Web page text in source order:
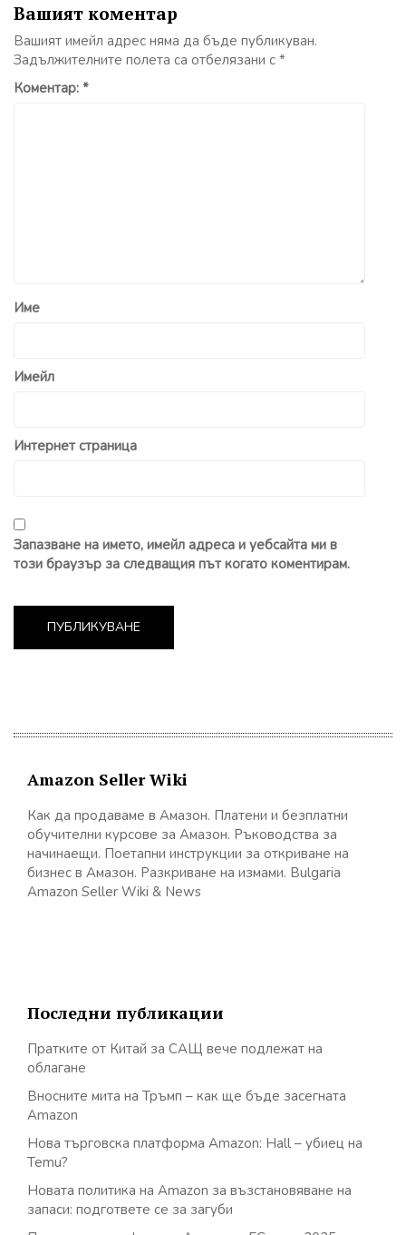
Вашият коментар
Вашият имейл адрес няма да бъде публикуван.
Задължителните полета са отбелязани с *
Коментар: *
Име
Имейл
Интернет страница
Запазване на името, имейл адреса и уебсайта ми в
този браузър за следващия път когато коментирам.
Amazon Seller Wiki
Как да продаваме в Амазон. Платени и безплатни
обучителни курсове за Амазон. Ръководства за
начинаещи. Поетапни инструкции за откриване на
бизнес в Амазон. Разкриване на измами. Bulgaria
Amazon Seller Wiki & News
Последни публикации
Пратките от Китай за САЩ вече подлежат на
облагане
Вносните мита на Тръмп – как ще бъде засегната
Amazon
Нова търговска платформа Amazon: Hall – убиец на
Temu?
Новата политика на Amazon за възстановяване на
запаси: подгответе се за загуби